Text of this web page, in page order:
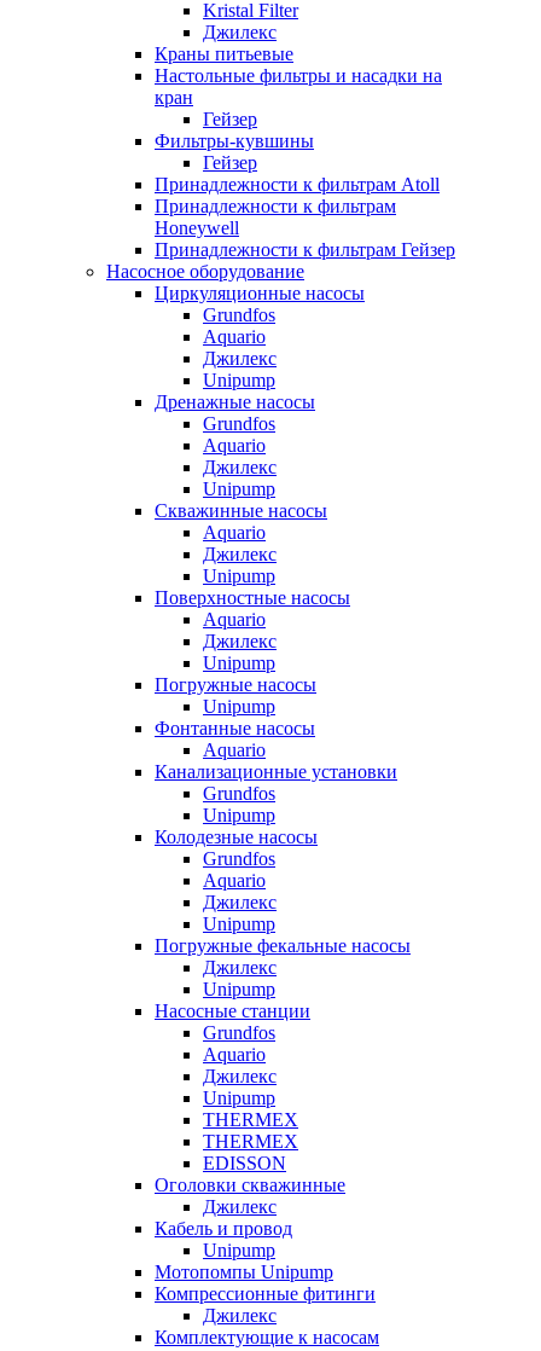
Kristal Filter
Джилекс
Краны питьевые
Настольные фильтры и насадки на
кран
Гейзер
Фильтры-кувшины
Гейзер
Принадлежности к фильтрам Atoll
Принадлежности к фильтрам
Honeywell
Принадлежности к фильтрам Гейзер
Насосное оборудование
Циркуляционные насосы
Grundfos
Aquario
Джилекс
Unipump
Дренажные насосы
Grundfos
Aquario
Джилекс
Unipump
Скважинные насосы
Aquario
Джилекс
Unipump
Поверхностные насосы
Aquario
Джилекс
Unipump
Погружные насосы
Unipump
Фонтанные насосы
Aquario
Канализационные установки
Grundfos
Unipump
Колодезные насосы
Grundfos
Aquario
Джилекс
Unipump
Погружные фекальные насосы
Джилекс
Unipump
Насосные станции
Grundfos
Aquario
Джилекс
Unipump
THERMEX
THERMEX
EDISSON
Оголовки скважинные
Джилекс
Кабель и провод
Unipump
Мотопомпы Unipump
Компрессионные фитинги
Джилекс
Комплектующие к насосам